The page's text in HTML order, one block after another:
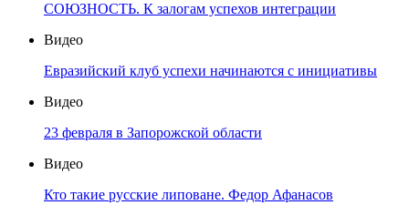
СОЮЗНОСТЬ. К залогам успехов интеграции
Видео
Евразийский клуб успехи начинаются с инициативы
Видео
23 февраля в Запорожской области
Видео
Кто такие русские липоване. Федор Афанасов